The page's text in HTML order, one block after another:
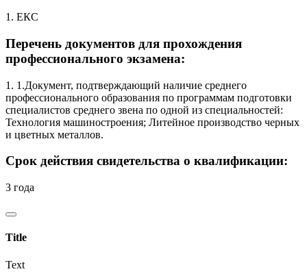
1. ЕКС
Перечень документов для прохождения
профессионального экзамена:
1. 1.Документ, подтверждающий наличие среднего
профессионального образования по программам подготовки
специалистов среднего звена по одной из специальностей:
Технология машиностроения; Литейное производство черных
и цветных металлов.
Срок действия свидетельства о квалификации:
3 года
Title
Text